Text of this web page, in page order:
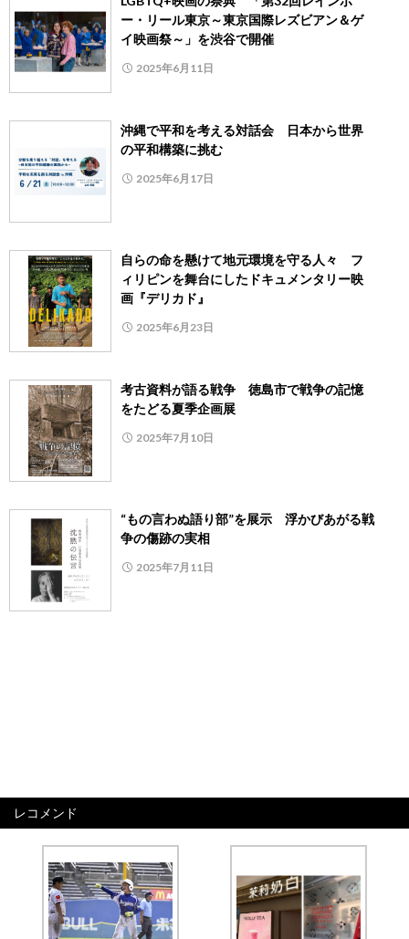
ー・リール東京～東京国際レズビアン＆ゲ
イ映画祭～」を渋谷で開催
2025年6月11日
沖縄で平和を考える対話会 日本から世界
の平和構築に挑む
2025年6月17日
自らの命を懸けて地元環境を守る人々 フ
ィリピンを舞台にしたドキュメンタリー映
画『デリカド』
2025年6月23日
考古資料が語る戦争 徳島市で戦争の記憶
をたどる夏季企画展
2025年7月10日
“もの言わぬ語り部”を展示 浮かびあがる戦
争の傷跡の実相
2025年7月11日
レコメンド